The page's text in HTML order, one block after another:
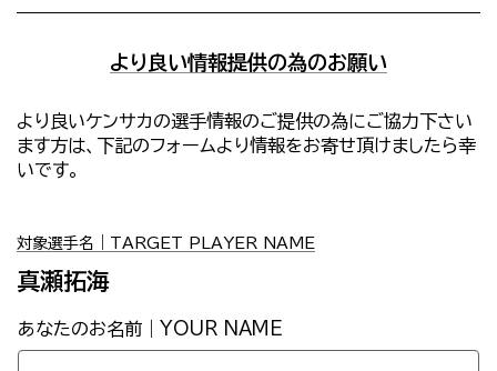
より良い情報提供の為のお願い
より良いケンサカの選手情報のご提供の為にご協力下さい
ます方は、下記のフォームより情報をお寄せ頂けましたら幸
いです。
対象選手名｜TARGET PLAYER NAME
真瀬拓海
あなたのお名前｜YOUR NAME